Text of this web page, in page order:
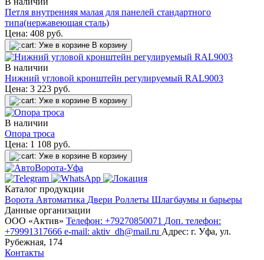
Петля внутренняя малая для панелей стандартного
типа(нержавеющая сталь)
Цена: 408 руб.
Уже в корзине В корзину
В наличии
Нижний угловой кронштейн регулируемый RAL9003
Цена: 3 223 руб.
Уже в корзине В корзину
В наличии
Опора троса
Цена: 1 108 руб.
Уже в корзине В корзину
Каталог продукции
Ворота Автоматика Двери Роллеты Шлагбаумы и барьеры
Данные организации
ООО «‎Актив»‎ Телефон: +79270850071 Доп. телефон:
+79991317666 e-mail: aktiv_dh@mail.ru Адрес: г. Уфа, ул.
Рубежная, 174
Контакты